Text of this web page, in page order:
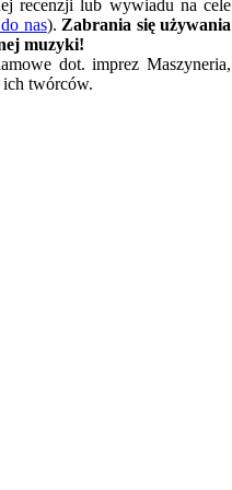
recenzji lub wywiadu na cele
nas). Zabrania się używania
muzyki!
dot. imprez Maszyneria,
ich twórców.